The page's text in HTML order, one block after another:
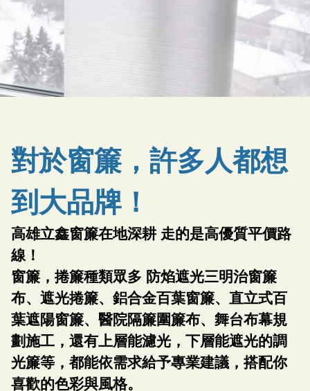
對於窗簾，許多人都想
到大品牌！
高雄立鑫窗簾在地深耕 走的是高優質平價路
線！
窗簾，捲簾種類眾多 防焰遮光三明治窗簾
布、遮光捲簾、鋁合金百葉窗簾、 直立式百
葉遮陽窗簾、醫院隔簾圍簾布、舞台布幕規
劃施工， 還有上層能濾光，下層能遮光的調
光簾等， 都能依需求給予專業建議，搭配你
喜歡的色彩與風格。